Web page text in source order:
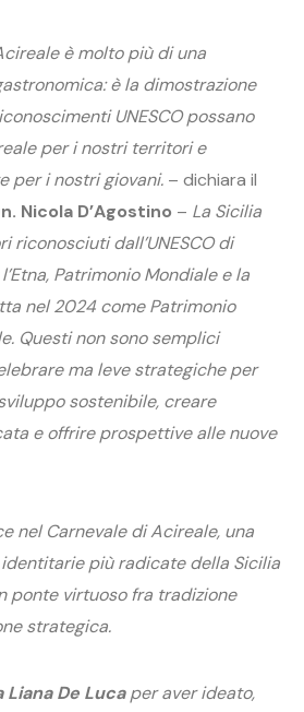
è molto più di una
è la dimostrazione
UNESCO possano
per i nostri territori e
per i nostri giovani. – dichiara il
Nicola D’Agostino – La Sicilia
riconosciuti dall’UNESCO di
Patrimonio Mondiale e la
nel 2024 come Patrimonio
Questi non sono semplici
ma leve strategiche per
sostenibile, creare
e offrire prospettive alle nuove
nel Carnevale di Acireale, una
più radicate della Sicilia
ponte virtuoso fra tradizione
strategica.
Liana De Lucaper aver ideato,